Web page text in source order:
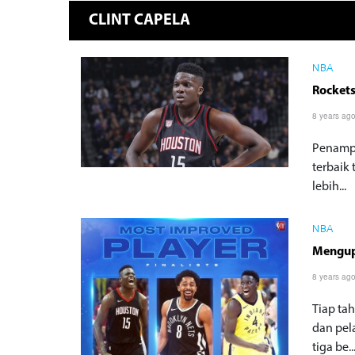
CLINT CAPELA
NBA
8 years
terbaik
lebih...
NBA
8 years
Tiap
dan
tiga